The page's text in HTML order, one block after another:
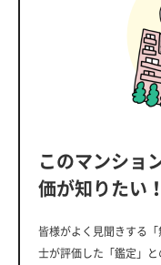
このマンショ
価が知りたい！
皆様がよく見聞きする
士が評価した「鑑定」